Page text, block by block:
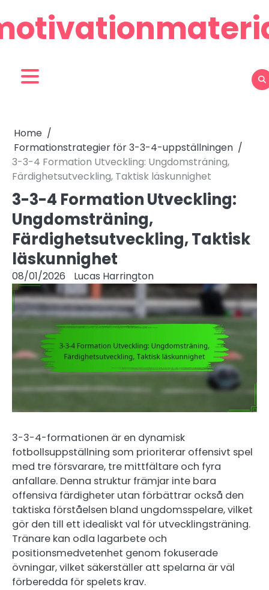
to
content
Home
Formationstrategier för 3-3-4-uppställningen
3-3-4 Formation Utveckling: Ungdomsträning,
Färdighetsutveckling, Taktisk läskunnighet
3-3-4 Formation Utveckling:
Ungdomsträning,
Färdighetsutveckling, Taktisk
läskunnighet
08/01/2026 Lucas Harrington
3-3-4-formationen är en dynamisk
fotbollsuppställning som prioriterar offensivt spel
med tre försvarare, tre mittfältare och fyra
anfallare. Denna struktur främjar inte bara
offensiva färdigheter utan förbättrar också den
taktiska förståelsen bland ungdomsspelare, vilket
gör den till ett idealiskt val för utvecklingsträning.
Tränare kan odla lagarbete och
positionsmedvetenhet genom fokuserade
övningar, vilket säkerställer att spelarna är väl
förberedda för spelets krav.